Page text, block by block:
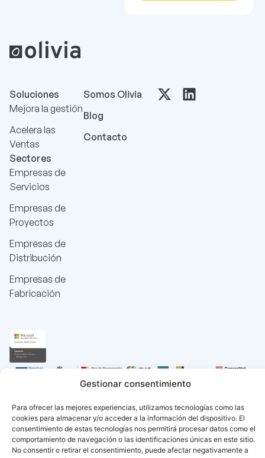
Gestionar consentimiento
Para ofrecer las mejores experiencias, utilizamos tecnologías como las
cookies para almacenar y/o acceder a la información del dispositivo. El
consentimiento de estas tecnologías nos permitirá procesar datos como el
comportamiento de navegación o las identificaciones únicas en este sitio.
No consentir o retirar el consentimiento, puede afectar negativamente a
Soluciones
Mejora la gestión
Acelera las
Ventas
Sectores
Empresas de
Servicios
Empresas de
Proyectos
Empresas de
Distribución
Empresas de
Fabricación
Somos Olivia
Blog
Contacto